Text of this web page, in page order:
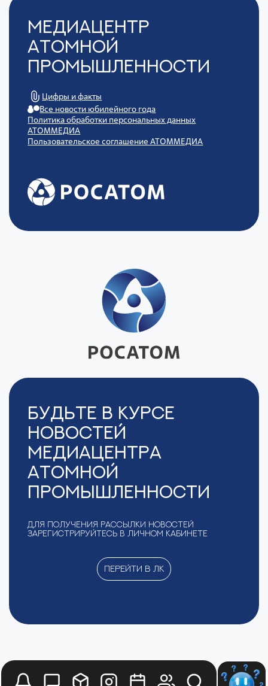
Медиацентр
Атомной
Промышленности
Цифры и факты
Все новости юбилейного года
Политика обработки персональных данных
АТОММЕДИА
Пользовательское соглашение АТОММЕДИА
Будьте в курсе
новостей
Медиацентра
Атомной
Промышленности
Для получения рассылки новостей
зарегистрируйтесь в Личном кабинете
Перейти в ЛК